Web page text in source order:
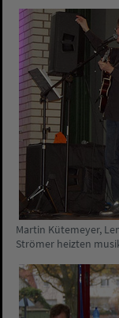
Martin Kütemeyer,
Strömer heizten